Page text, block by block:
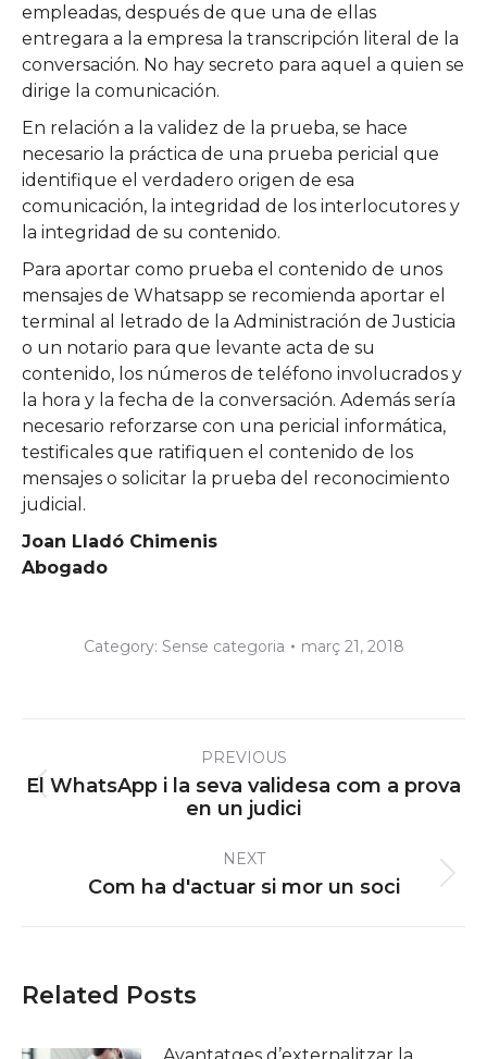
empleadas, después de que una de ellas
entregara a la empresa la transcripción literal de la
conversación. No hay secreto para aquel a quien se
dirige la comunicación.
En relación a la validez de la prueba, se hace
necesario la práctica de una prueba pericial que
identifique el verdadero origen de esa
comunicación, la integridad de los interlocutores y
la integridad de su contenido.
Para aportar como prueba el contenido de unos
mensajes de Whatsapp se recomienda aportar el
terminal al letrado de la Administración de Justicia
o un notario para que levante acta de su
contenido, los números de teléfono involucrados y
la hora y la fecha de la conversación. Además sería
necesario reforzarse con una pericial informática,
testificales que ratifiquen el contenido de los
mensajes o solicitar la prueba del reconocimiento
judicial.
Joan Lladó Chimenis
Abogado
Category: Sense categoria març 21, 2018
navigationPREVIOUS
Previous
post:
El WhatsApp i la seva validesa com a prova
en un judici
NEXT
Next
Com ha d'actuar si mor un soci
Related Posts
Avantatges d’externalitzar la